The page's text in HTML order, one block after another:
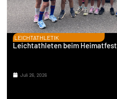
LEICHTATHLETIK
Leichtathleten beim Heimatfest
Juli 26, 2026